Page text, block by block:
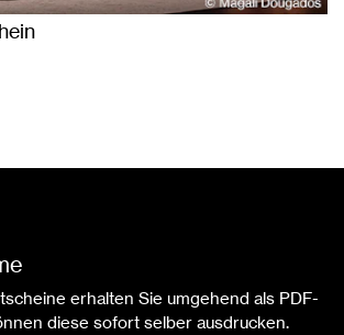
erhalten Sie umgehend als PDF-
diese sofort selber ausdrucken.